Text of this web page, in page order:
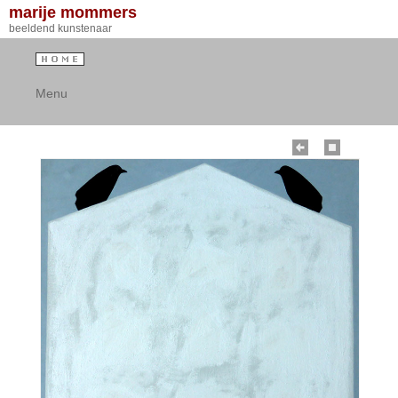
marije mommers
beeldend kunstenaar
Menu